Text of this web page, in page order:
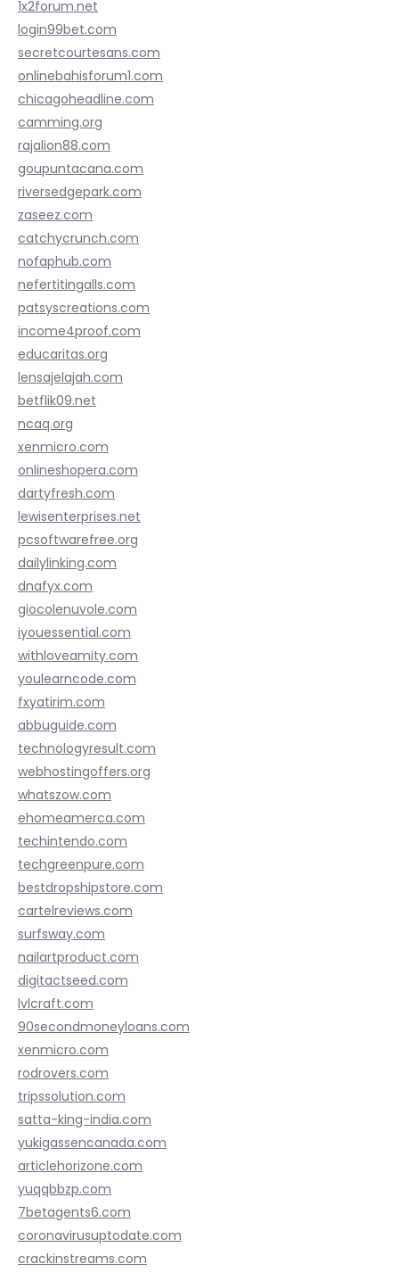
1x2forum.net
login99bet.com
secretcourtesans.com
onlinebahisforum1.com
chicagoheadline.com
camming.org
rajalion88.com
goupuntacana.com
riversedgepark.com
zaseez.com
catchycrunch.com
nofaphub.com
nefertitingalls.com
patsyscreations.com
income4proof.com
educaritas.org
lensajelajah.com
betflik09.net
ncaq.org
xenmicro.com
onlineshopera.com
dartyfresh.com
lewisenterprises.net
pcsoftwarefree.org
dailylinking.com
dnafyx.com
giocolenuvole.com
iyouessential.com
withloveamity.com
youlearncode.com
fxyatirim.com
abbuguide.com
technologyresult.com
webhostingoffers.org
whatszow.com
ehomeamerca.com
techintendo.com
techgreenpure.com
bestdropshipstore.com
cartelreviews.com
surfsway.com
nailartproduct.com
digitactseed.com
lvlcraft.com
90secondmoneyloans.com
xenmicro.com
rodrovers.com
tripssolution.com
satta-king-india.com
yukigassencanada.com
articlehorizone.com
yuqqbbzp.com
7betagents6.com
coronavirusuptodate.com
crackinstreams.com